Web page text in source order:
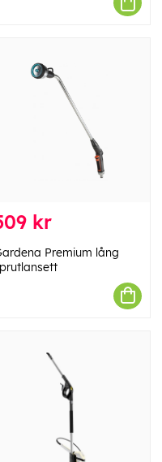
kr
Premium lång